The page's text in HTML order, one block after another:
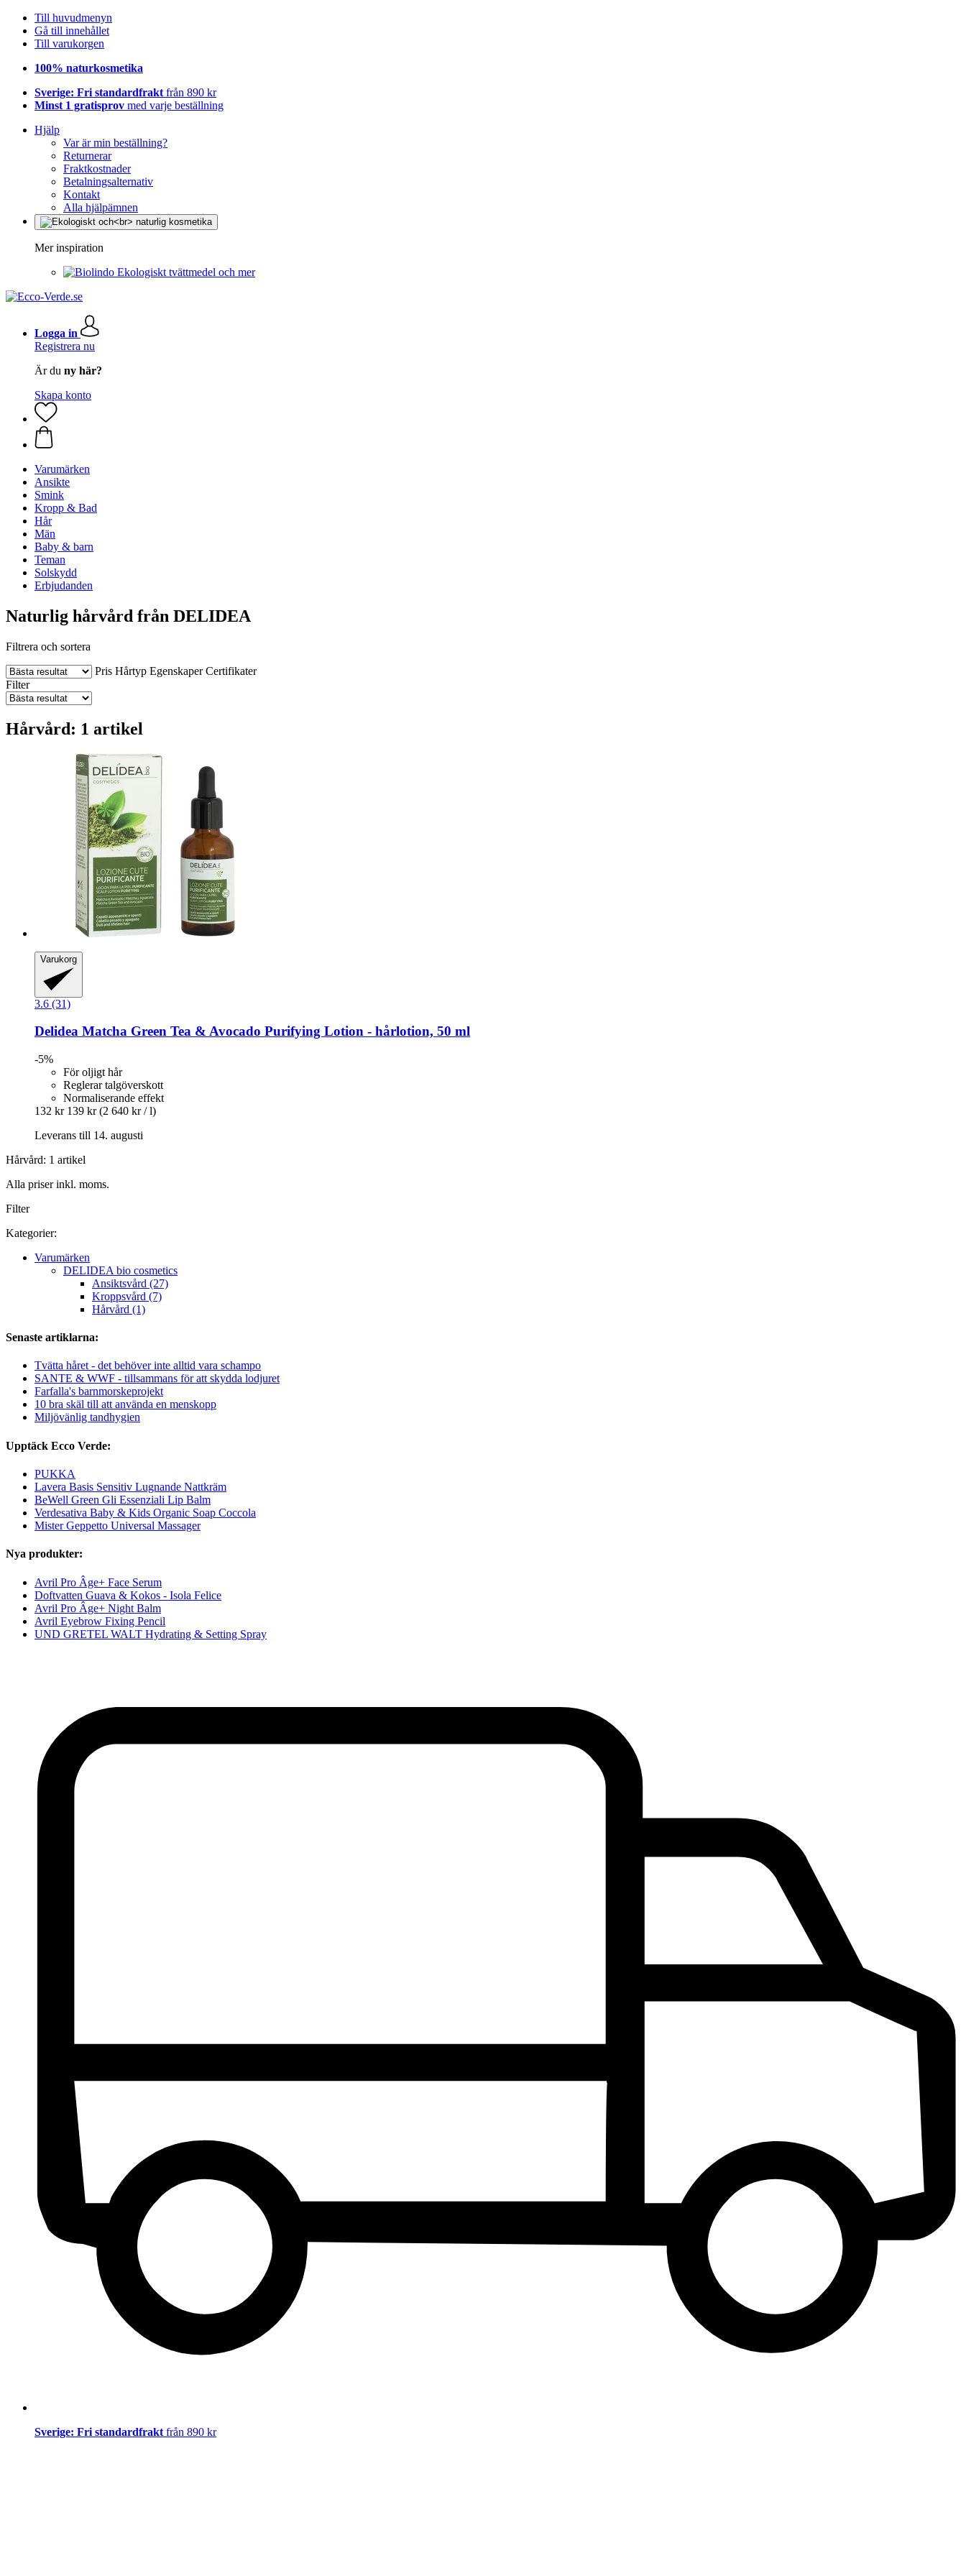
Till huvudmenyn
Gå till innehållet
Till varukorgen
100% naturkosmetika
Sverige: Fri standardfrakt från 890 kr
Minst 1 gratisprov med varje beställning
Hjälp
Var är min beställning?
Returnerar
Fraktkostnader
Betalningsalternativ
Kontakt
Alla hjälpämnen
Mer inspiration
Ekologiskt tvättmedel och mer
Logga in
Registrera nu
Är du ny här?
Skapa konto
Varumärken
Ansikte
Smink
Kropp & Bad
Hår
Män
Baby & barn
Teman
Solskydd
Erbjudanden
Naturlig hårvård från DELIDEA
Filtrera och sortera
Pris Hårtyp Egenskaper Certifikater
Filter
Hårvård: 1 artikel
Varukorg
3.6 (31)
Delidea Matcha Green Tea & Avocado Purifying Lotion -​ hårlotion, 50 ml
-5%
För oljigt hår
Reglerar talgöverskott
Normaliserande effekt
132 kr 139 kr (2 640 kr / l)
Leverans till 14. augusti
Hårvård: 1 artikel
Alla priser inkl. moms.
Filter
Kategorier:
Varumärken
DELIDEA bio cosmetics
Ansiktsvård (27)
Kroppsvård (7)
Hårvård (1)
Senaste artiklarna:
Tvätta håret - det behöver inte alltid vara schampo
SANTE & WWF - tillsammans för att skydda lodjuret
Farfalla's barnmorskeprojekt
10 bra skäl till att använda en menskopp
Miljövänlig tandhygien
Upptäck Ecco Verde:
PUKKA
Lavera Basis Sensitiv Lugnande Nattkräm
BeWell Green Gli Essenziali Lip Balm
Verdesativa Baby & Kids Organic Soap Coccola
Mister Geppetto Universal Massager
Nya produkter:
Avril Pro Âge+ Face Serum
Doftvatten Guava & Kokos - Isola Felice
Avril Pro Âge+ Night Balm
Avril Eyebrow Fixing Pencil
UND GRETEL WALT Hydrating & Setting Spray
Sverige: Fri standardfrakt från 890 kr